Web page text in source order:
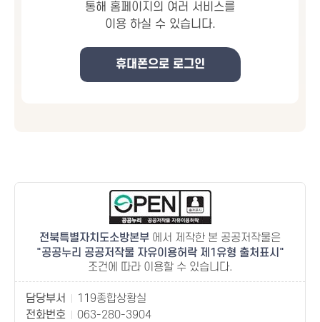
통해 홈페이지의 여러 서비스를
이용 하실 수 있습니다.
휴대폰으로 로그인
전북특별자치도소방본부 에서 제작한 본 공공저작물은
공공누리 공공저작물 자유이용허락 제1유형 출처표시
조건에 따라 이용할 수 있습니다.
담당부서
119종합상황실
전화번호
063-280-3904